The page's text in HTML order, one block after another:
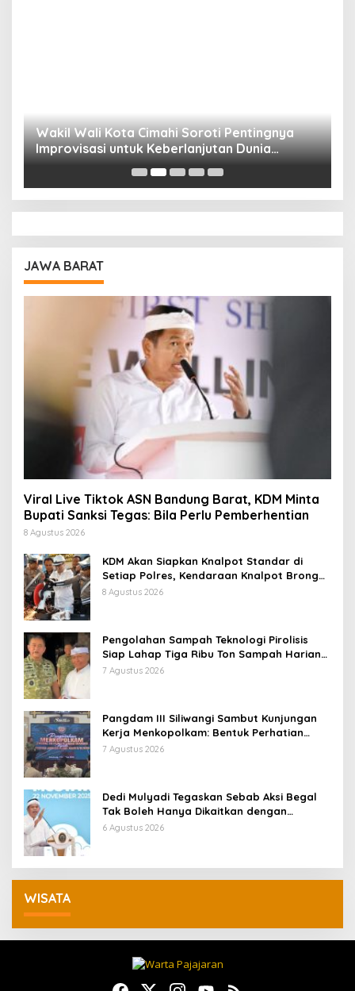
Wakil Wali Kota Cimahi Soroti Pentingnya
Improvisasi untuk Keberlanjutan Dunia
Pendidikan
JAWA BARAT
Viral Live Tiktok ASN Bandung Barat, KDM Minta
Bupati Sanksi Tegas: Bila Perlu Pemberhentian
8 Agustus 2026
KDM Akan Siapkan Knalpot Standar di
Setiap Polres, Kendaraan Knalpot Brong
Tertangkap Langsung Ganti
8 Agustus 2026
Pengolahan Sampah Teknologi Pirolisis
Siap Lahap Tiga Ribu Ton Sampah Harian
Jawa Barat
7 Agustus 2026
Pangdam III Siliwangi Sambut Kunjungan
Kerja Menkopolkam: Bentuk Perhatian
Pemerintah
7 Agustus 2026
Dedi Mulyadi Tegaskan Sebab Aksi Begal
Tak Boleh Hanya Dikaitkan dengan
Ekonomi
6 Agustus 2026
WISATA